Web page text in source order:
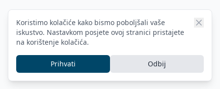
Koristimo kolačiće kako bismo poboljšali vaše
iskustvo. Nastavkom posjete ovoj stranici pristajete
na korištenje kolačića.
Prihvati Odbij